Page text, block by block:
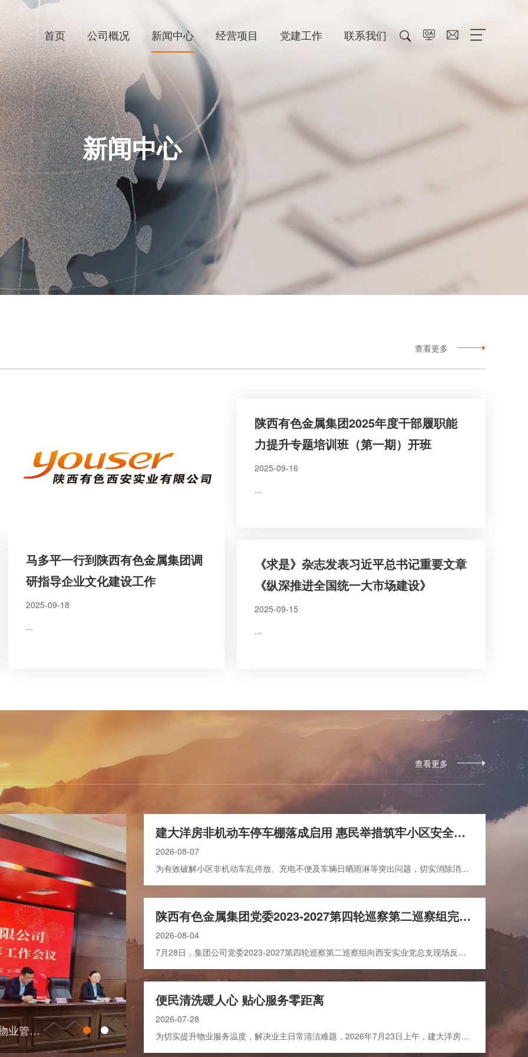
首页 公司概况 新闻中心 经营项目 党建工作 联系我们
新闻中心
集团要闻
公司新闻
招标采购
教育专栏
通知公告
经营项目
房屋租赁
物业管理
党群动态
廉政建设
招聘信息
联系我们
新闻中心
查看更多
马多平一行到陕西有色金属集团调
研指导企业文化建设工作
2025-09-18
...
陕西有色金属集团2025年度干部履职能
力提升专题培训班（第一期）开班
2025-09-16
...
《求是》杂志发表习近平总书记重要文章
《纵深推进全国统一大市场建设》
2025-09-15
...
查看更多
提质增效强管理 凝心聚力促发展—陕西迈特物业管理有限公司召开一届二次职代会暨2025年工作会议
建大洋房非机动车停车棚落成启用 惠民举措筑牢小区安全屏障
2026-08-07
为有效破解小区非机动车乱停放、充电不便及车辆日晒雨淋等突出问题，切实消除消防安全隐患，提升居住环境品质，建大洋房小区非机动车停车棚新建工程近日全面竣工，并正式投入使用。此举是物业深化社区精细化管理、回应居民实际需求的一项重要惠民举措。项目建设期间，物业在...
陕西有色金属集团党委2023-2027第四轮巡察第二巡察组完成向西安实业党总支的巡察反馈
2026-08-04
7月28日，集团公司党委2023-2027第四轮巡察第二巡察组向西安实业党总支现场反馈巡察意见。省纪委监委驻集团公司纪检监察组组长，集团公司党委委员、纪委书记、巡察工作领导小组成员李金涛出席反馈会议，围绕深入落实集团公司党委整改部署、扎实做好“五式”整改工作提出要求。...
便民清洗暖人心 贴心服务零距离
2026-07-28
为切实提升物业服务温度，解决业主日常清洁难题，2026年7月23日上午，建大洋房物业服务中心在小区5号楼门前开展免费清洗地垫便民服务活动，以实际行动拉近服务“最后一公里”。活动前期，物业提前部署、分工落实，针对独居及行动不便的老年业主，安排专人上门收取地垫，统一送...